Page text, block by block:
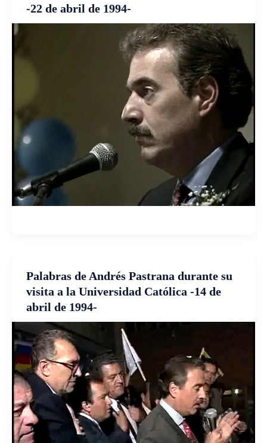
-22 de abril de 1994-
Palabras de Andrés Pastrana durante su
visita a la Universidad Católica -14 de
abril de 1994-